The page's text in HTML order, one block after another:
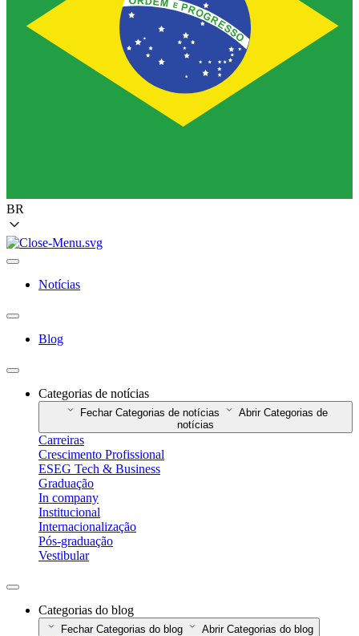
BR
Notícias
Blog
Categorias de notícias
Fechar Categorias de notícias
Abrir Categorias de
notícias
Carreiras
Crescimento Profissional
ESEG Tech & Business
Graduação
In company
Institucional
Internacionalização
Pós-graduação
Vestibular
Categorias do blog
Fechar Categorias do blog Abrir Categorias do blog